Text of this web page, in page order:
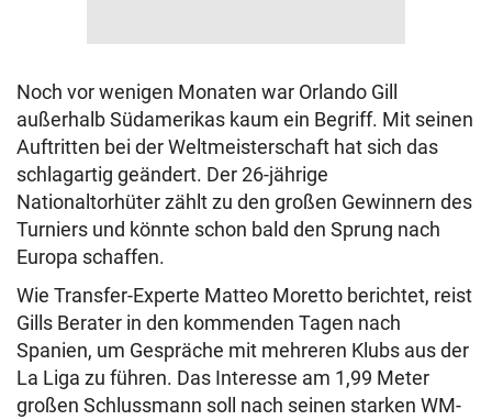
Noch vor wenigen Monaten war Orlando Gill
außerhalb Südamerikas kaum ein Begriff. Mit seinen
Auftritten bei der Weltmeisterschaft hat sich das
schlagartig geändert. Der 26-jährige
Nationaltorhüter zählt zu den großen Gewinnern des
Turniers und könnte schon bald den Sprung nach
Europa schaffen.
Wie Transfer-Experte Matteo Moretto berichtet, reist
Gills Berater in den kommenden Tagen nach
Spanien, um Gespräche mit mehreren Klubs aus der
La Liga zu führen. Das Interesse am 1,99 Meter
großen Schlussmann soll nach seinen starken WM-